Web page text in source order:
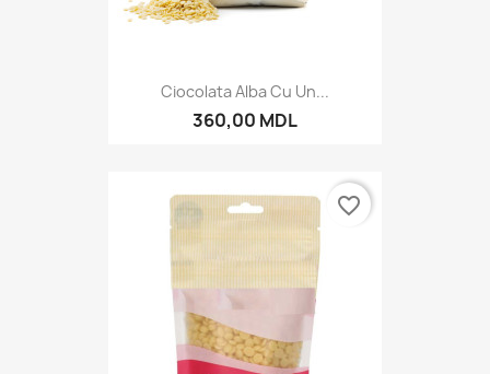
Ciocolata Alba Cu Un...
360,00 MDL
favorite_border